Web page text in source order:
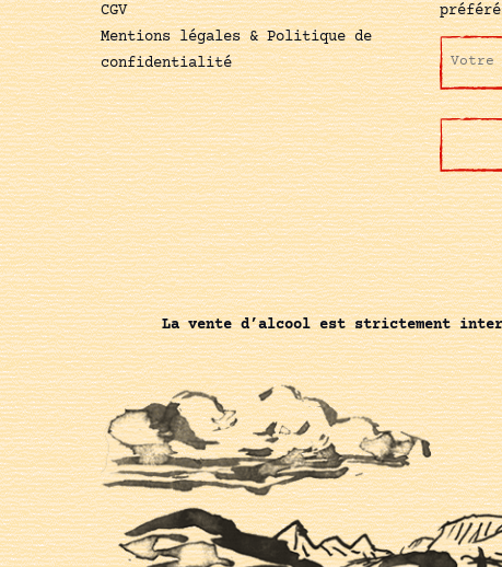
CGV
Mentions légales & Politique de
confidentialité
La vente d’alcool est strictement